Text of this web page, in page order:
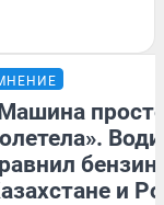
бензин
и